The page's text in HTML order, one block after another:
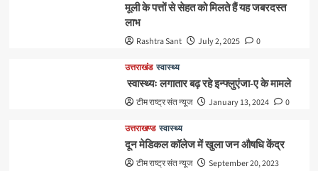
मूली के पत्तों से सेहत को मिलते हैं यह जबरदस्त
लाभ
Rashtra Sant July 2, 2025 0
उत्तराखंड स्वास्थ्य
स्वास्थ्यः लगातार बढ़ रहे इन्फ्लुएंजा-ए के मामले
टीम राष्ट्र संत न्यूज January 13, 2024 0
उत्तराखण्ड स्वास्थ्य
दून मेडिकल कॉलेज में खुला जन औषधि केंद्र
टीम राष्ट्र संत न्यूज
September 20, 2023